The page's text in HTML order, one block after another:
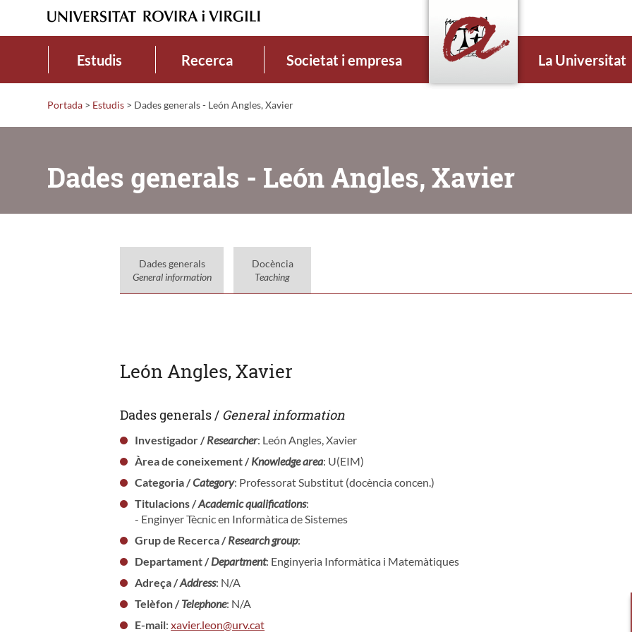
Estudis Recerca Societat i empresa La Universitat
Portada > Estudis > Dades generals - León Angles, Xavier
Dades generals - León Angles, Xavier
Dades generals
General information
Docència
Teaching
León Angles, Xavier
Dades generals / General information
Investigador /Researcher: León Angles, Xavier
Àrea de coneixement /Knowledge area: U(EIM)
Categoria /Category: Professorat Substitut (docència concen.)
Titulacions /Academic qualifications:
- Enginyer Tècnic en Informàtica de Sistemes
Grup de Recerca /Research group:
Departament /Department: Enginyeria Informàtica i Matemàtiques
Adreça /Address: N/A
Telèfon /Telephone: N/A
E-mail:xavier.leon@urv.cat